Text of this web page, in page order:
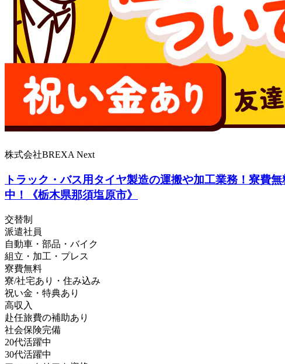
株式会社BREXA Next
トラック・バス用タイヤ製造の運搬や加工業務！寮費
中！《栃木県那須塩原市》
交替制
派遣社員
自動車・部品・バイク
組立・加工・プレス
寮費無料
寮/社宅あり・住み込み
祝い金・特典あり
高収入
赴任旅費の補助あり
社会保険完備
20代活躍中
30代活躍中